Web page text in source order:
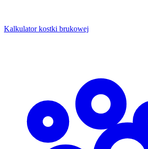
Kalkulator kostki brukowej